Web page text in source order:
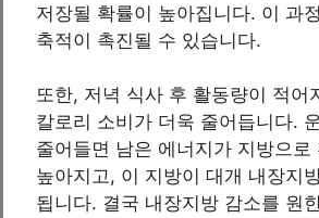
저장될 확률이 높아집니다. 이 과
축적이 촉진될 수 있습니다.
또한, 저녁 식사 후 활동량이 적어
칼로리 소비가 더욱 줄어듭니다.
줄어들면 남은 에너지가 지방으로
높아지고, 이 지방이 대개 내장지
됩니다. 결국 내장지방 감소를 원